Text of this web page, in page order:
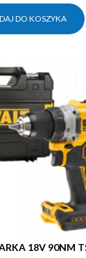
DO KOSZYKA
18V 90NM